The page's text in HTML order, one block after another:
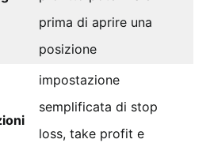
prima di aprire una
posizione
impostazione
semplificata di stop
loss, take profit e